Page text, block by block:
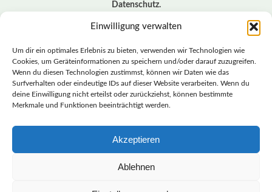
Einwilligung verwalten
Um dir ein optimales Erlebnis zu bieten, verwenden wir Technologien wie
Cookies, um Geräteinformationen zu speichern und/oder darauf zuzugreifen.
Wenn du diesen Technologien zustimmst, können wir Daten wie das
Surfverhalten oder eindeutige IDs auf dieser Website verarbeiten. Wenn du
deine Einwilligung nicht erteilst oder zurückziehst, können bestimmte
Merkmale und Funktionen beeinträchtigt werden.
Akzeptieren
Ablehnen
Datenschutz
Cookie – Richtlinie (EU)
© BASISDEMOKRATISCHE PARTEI DEUTSCHLAND *
LANDESVERBAND SACHSEN
LANDESVERBAND
SACHSEN | DIEBASIS